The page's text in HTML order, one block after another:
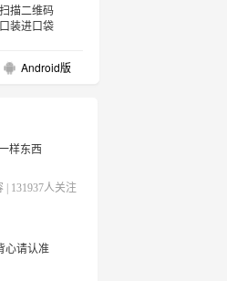
描二维码
装进口袋
Android版
样东西
| 131937人关注
买吊带背心请认准